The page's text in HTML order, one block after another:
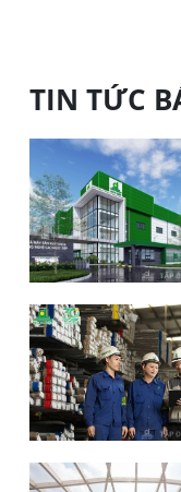
TIN TỨC